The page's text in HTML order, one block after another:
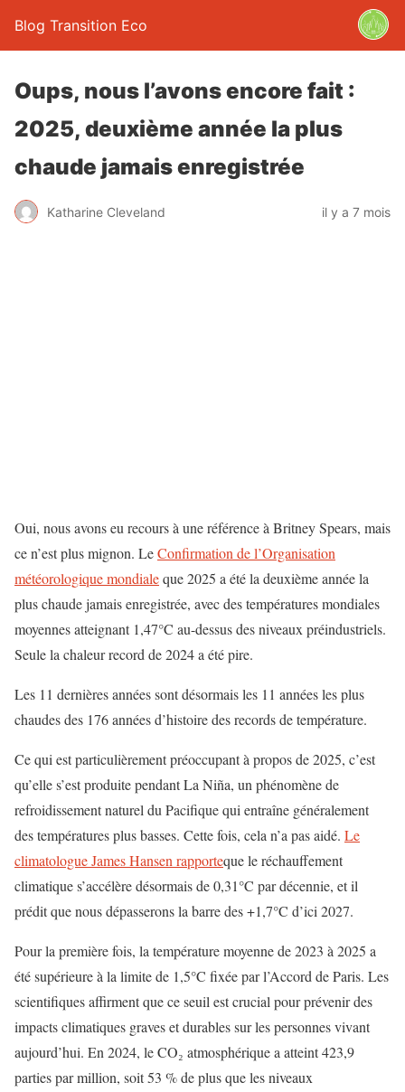
Blog Transition Eco
Oups, nous l’avons encore fait :
2025, deuxième année la plus
chaude jamais enregistrée
Katharine Cleveland il y a 7 mois
Oui, nous avons eu recours à une référence à Britney Spears, mais
ce n’est plus mignon. LeConfirmation de l’Organisation
météorologique mondialeque 2025 a été la deuxième année la
plus chaude jamais enregistrée, avec des températures mondiales
moyennes atteignant 1,47°C au-dessus des niveaux préindustriels.
Seule la chaleur record de 2024 a été pire.
Les 11 dernières années sont désormais les 11 années les plus
chaudes des 176 années d’histoire des records de température.
Ce qui est particulièrement préoccupant à propos de 2025, c’est
qu’elle s’est produite pendant La Niña, un phénomène de
refroidissement naturel du Pacifique qui entraîne généralement
des températures plus basses. Cette fois, cela n’a pas aidé. Le
climatologue James Hansen rapporteque le réchauffement
climatique s’accélère désormais de 0,31°C par décennie, et il
prédit que nous dépasserons la barre des +1,7°C d’ici 2027.
Pour la première fois, la température moyenne de 2023 à 2025 a
été supérieure à la limite de 1,5°C fixée par l’Accord de Paris. Les
scientifiques affirment que ce seuil est crucial pour prévenir des
impacts climatiques graves et durables sur les personnes vivant
aujourd’hui. En 2024, le CO₂ atmosphérique a atteint 423,9
parties par million, soit 53 % de plus que les niveaux